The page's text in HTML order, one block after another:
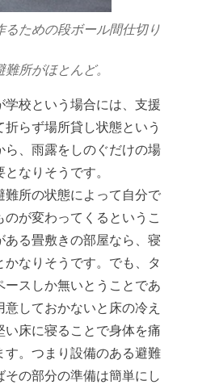
ための段ボール間仕切り
所がほとんど。
校という場合には、支援
らず場所貸し状態という
ら、雨露をしのぐだけの場
なりそうです。
所の状態によって自分で
が変わってくるというこ
ある畳敷きの部屋なら、寝
なりそうです。でも、タ
スしか無いとうことであ
しておかないと床の冷え
い床に寝ることで身体を痛
。つまり設備のある避難
の部分の準備は簡単にし